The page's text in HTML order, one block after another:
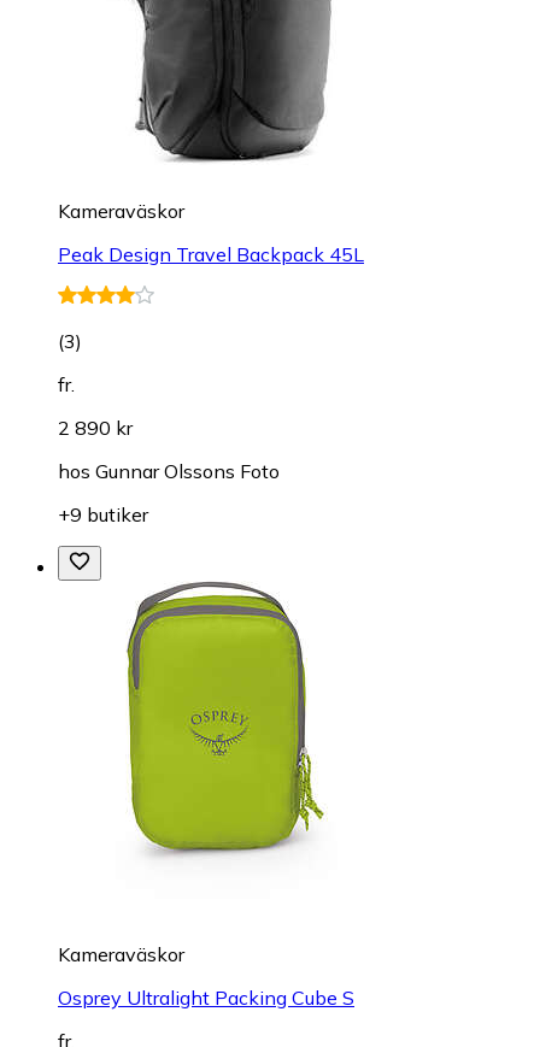
Kameraväskor
Peak Design Travel Backpack 45L
(3)
fr.
2 890 kr
hos Gunnar Olssons Foto
+9 butiker
Kameraväskor
Osprey Ultralight Packing Cube S
fr.